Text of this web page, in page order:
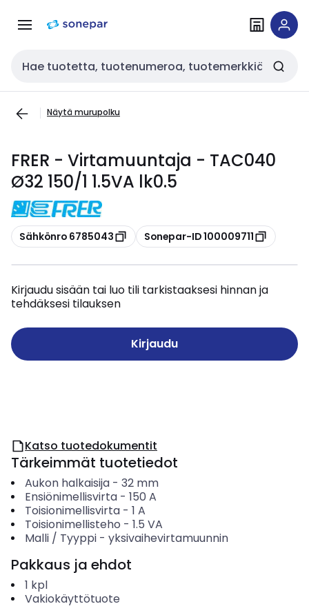
navigointiinsisältöön
Haku
Näytä murupolku
FRER - Virtamuuntaja - TAC040
Ø32 150/1 1.5VA lk0.5
Kopioi
Sähkönro 6785043 Kopioi
Sonepar-ID 100009711
Kirjaudu sisään tai luo tili tarkistaaksesi hinnan ja
tehdäksesi tilauksen
Kirjaudu
Katso tuotedokumentit
Tärkeimmät tuotetiedot
Aukon halkaisija- 32 mm
Ensiönimellisvirta- 150 A
Toisionimellisvirta- 1 A
Toisionimellisteho - 1.5 VA
Malli / Tyyppi- yksivaihevirtamuunnin
Pakkaus ja ehdot
1 kpl
Vakiokäyttötuote